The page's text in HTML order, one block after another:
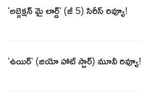
'అబ్జెక్షన్ మై లార్డ్' (జీ 5) సిరీస్ రివ్యూ!
'ఉయిర్' (జియో హాట్ స్టార్) మూవీ రివ్యూ!